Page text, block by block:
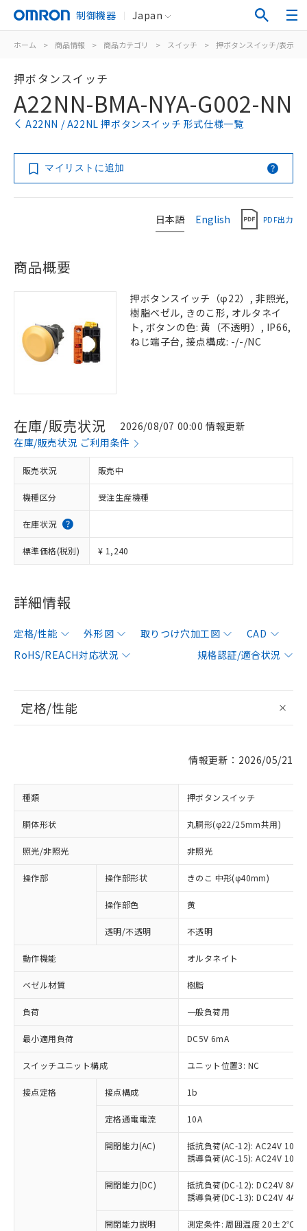
制御機器 Japan
ホーム > 商品情報 > 商品カテゴリ > スイッチ > 押ボタンスイッチ/表示灯
押ボタンスイッチ
A22NN-BMA-NYA-G002-NN
A22NN / A22NL 押ボタンスイッチ 形式仕様一覧
マイリストに追加
日本語 English PDF出力
商品概要
押ボタンスイッチ（φ22）, 非照光,
樹脂ベゼル, きのこ形, オルタネイ
ト, ボタンの色: 黄（不透明）, IP66,
ねじ端子台, 接点構成: -/-/NC
在庫/販売状況
2026/08/07 00:00 情報更新
在庫/販売状況 ご利用条件
販売状況 販売中
機種区分 受注生産機種
在庫状況
標準価格(税別) ¥ 1,240
詳細情報
定格/性能 外形図 取りつけ穴加工図
CAD
RoHS/REACH対応状況
規格認証/適合状況
定格/性能
情報更新：2026/05/21
種類 押ボタンスイッチ
胴体形状 丸胴形(φ22/25mm共用)
照光/非照光 非照光
操作部 操作部形状 きのこ 中形(φ40mm)
操作部色 黄
透明/不透明 不透明
動作機能 オルタネイト
ベゼル材質 樹脂
負荷 一般負荷用
最小適用負荷 DC5V 6mA
スイッチユニット構成 ユニット位置3: NC
接点定格 接点構成 1b
定格通電電流 10A
開閉能力(AC)
抵抗負荷(AC-12): AC24V 10A/
誘導負荷(AC-15): AC24V
開閉能力(DC)
抵抗負荷(DC-12): DC24V 8A/
誘導負荷(DC-13): DC24V 4A/
開閉能力説明 測定条件: 周囲温度 20±2℃、
※1 対応状況
対応済み：EU RoHS指令（10物質）の
非含有に対応した製品が提供可能な商品で
対応予定：EU RoHS指令（10物質）の非含
有に対応した製品に切り替える予定のある